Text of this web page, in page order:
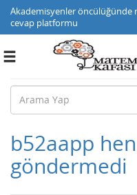
Akademisyenler
cevap platformu
Toggle
b52aapp
göndermedi